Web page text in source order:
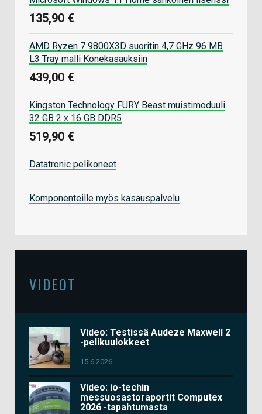
135,90 €
AMD Ryzen 7 9800X3D suoritin 4,7 GHz 96 MB
L3 Tray malli Konekasauksiin
439,00 €
Kingston Technology FURY Beast muistimoduuli
32 GB 2 x 16 GB DDR5
519,90 €
Datatronic pelikoneet
Komponenteille myös kasauspalvelu
VIDEOT
Video: Testissä Audeze Maxwell 2
-pelikuulokkeet
15.6.2026
Video: io-techin
messuosastoraportit Computex
2026 -tapahtumasta